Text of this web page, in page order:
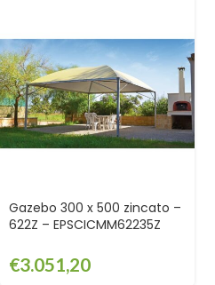
Gazebo 300 x 500 zincato –
622Z – EPSCICMM62235Z
€3.051,20